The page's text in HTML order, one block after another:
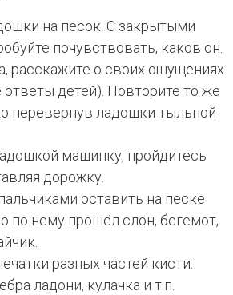
на песок. С закрытыми
почувствовать, каков он.
расскажите о своих ощущениях
детей). Повторите то же
перевернув ладошки тыльной
машинку, пройдитесь
дорожку.
оставить на песке
по нему прошёл слон, бегемот,
разных частей кисти:
ладони, кулачка и т.п.